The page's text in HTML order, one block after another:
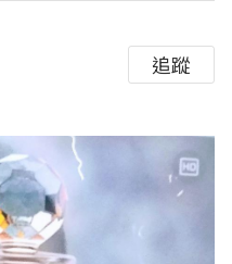
追蹤